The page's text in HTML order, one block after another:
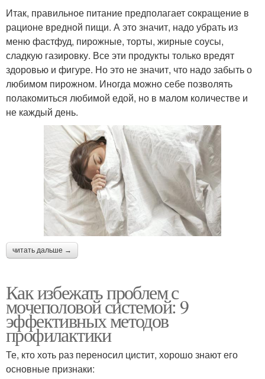
Итак, правильное питание предполагает сокращение в
рационе вредной пищи. А это значит, надо убрать из
меню фастфуд, пирожные, торты, жирные соусы,
сладкую газировку. Все эти продукты только вредят
здоровью и фигуре. Но это не значит, что надо забыть о
любимом пирожном. Иногда можно себе позволять
полакомиться любимой едой, но в малом количестве и
не каждый день.
читать дальше →
Как избежать проблем с
мочеполовой системой: 9
эффективных методов
профилактики
Те, кто хоть раз переносил цистит, хорошо знают его
основные признаки: